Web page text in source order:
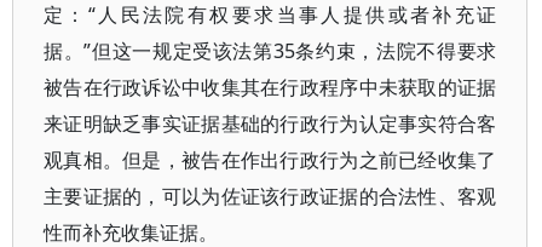
定：“人民法院有权要求当事人提供或者补充证
据。”但这一规定受该法第35条约束，法院不得要求
被告在行政诉讼中收集其在行政程序中未获取的证据
来证明缺乏事实证据基础的行政行为认定事实符合客
观真相。但是，被告在作出行政行为之前已经收集了
主要证据的，可以为佐证该行政证据的合法性、客观
性而补充收集证据。